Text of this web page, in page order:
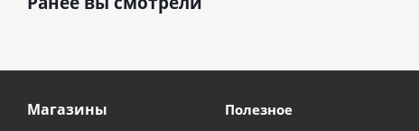
Магазины
Полезное